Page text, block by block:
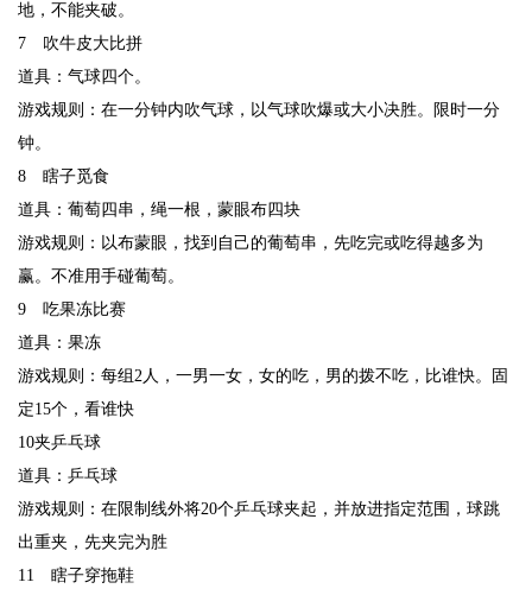
地，不能夹破。
7 吹牛皮大比拼
道具：气球四个。
游戏规则：在一分钟内吹气球，以气球吹爆或大小决胜。限时一分
钟。
8 瞎子觅食
道具：葡萄四串，绳一根，蒙眼布四块
游戏规则：以布蒙眼，找到自己的葡萄串，先吃完或吃得越多为
赢。不准用手碰葡萄。
9 吃果冻比赛
道具：果冻
游戏规则：每组2人，一男一女，女的吃，男的拨不吃，比谁快。固
定15个，看谁快
10夹乒乓球
道具：乒乓球
游戏规则：在限制线外将20个乒乓球夹起，并放进指定范围，球跳
出重夹，先夹完为胜
11 瞎子穿拖鞋